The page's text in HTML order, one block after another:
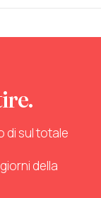
di sul totale
della